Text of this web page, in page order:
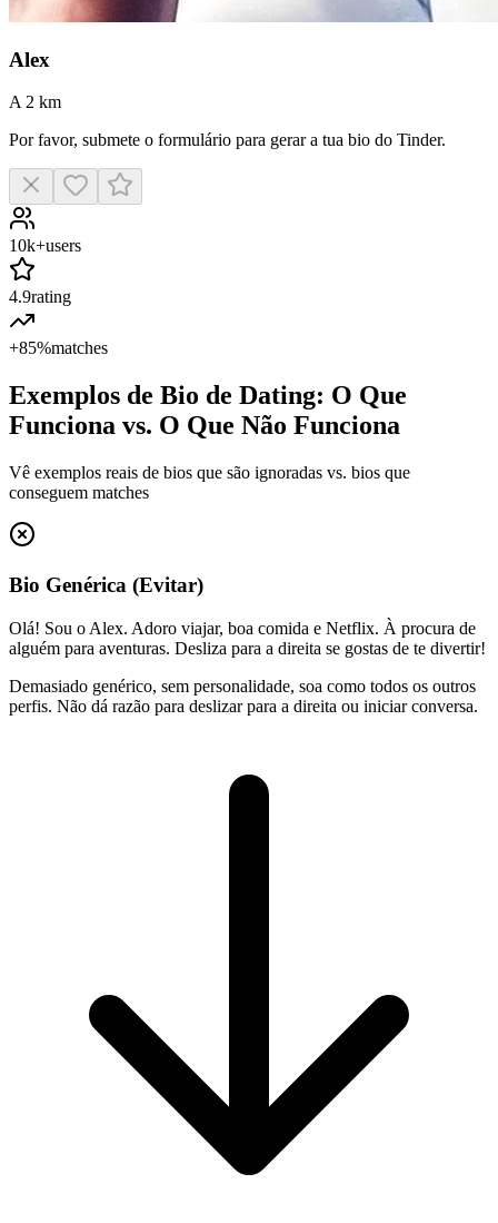
Alex
A 2 km
Por favor, submete o formulário para gerar a tua bio do Tinder.
10k+users
4.9rating
+85%matches
Exemplos de Bio de Dating: O Que
Funciona vs. O Que Não Funciona
Vê exemplos reais de bios que são ignoradas vs. bios que
conseguem matches
Bio Genérica (Evitar)
Olá! Sou o Alex. Adoro viajar, boa comida e Netflix. À procura de
alguém para aventuras. Desliza para a direita se gostas de te divertir!
Demasiado genérico, sem personalidade, soa como todos os outros
perfis. Não dá razão para deslizar para a direita ou iniciar conversa.